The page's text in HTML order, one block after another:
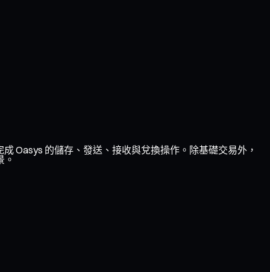
Oasys 的儲存、發送、接收與兌換操作。除基礎交易外，